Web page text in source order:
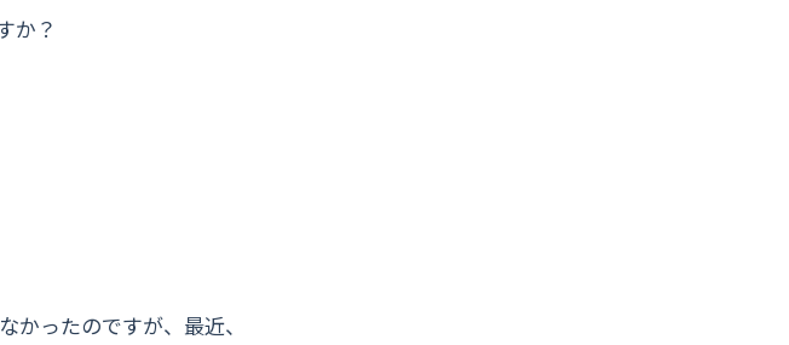
か？
ったのですが、最近、